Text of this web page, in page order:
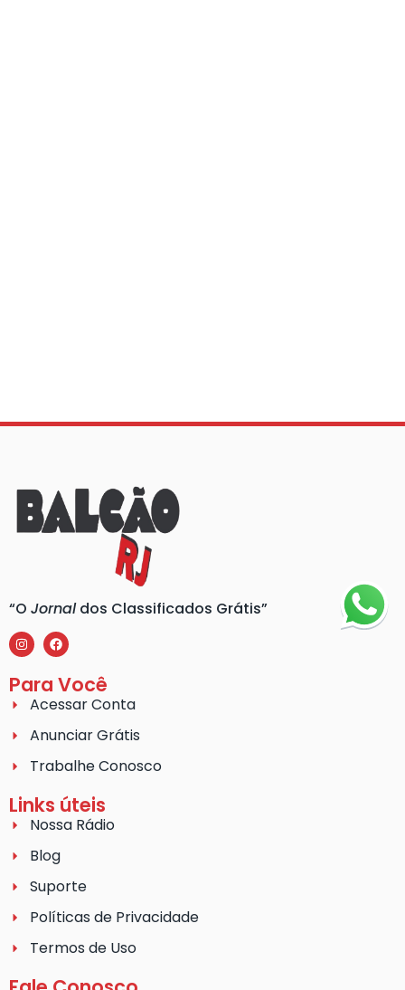
“O Jornaldos Classificados Grátis”
Para Você
Acessar Conta
Anunciar Grátis
Trabalhe Conosco
Links úteis
Nossa Rádio
Blog
Suporte
Políticas de Privacidade
Termos de Uso